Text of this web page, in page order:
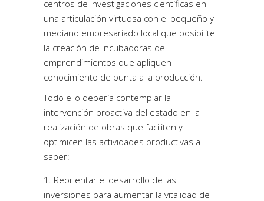
centros de investigaciones científicas en
una articulación virtuosa con el pequeño y
mediano empresariado local que posibilite
la creación de incubadoras de
emprendimientos que apliquen
conocimiento de punta a la producción.
Todo ello debería contemplar la
intervención proactiva del estado en la
realización de obras que faciliten y
optimicen las actividades productivas a
saber:
Reorientar el desarrollo de las
inversiones para aumentar la vitalidad de